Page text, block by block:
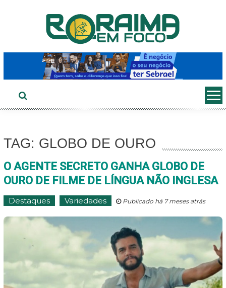
TAG: GLOBO DE OURO
O AGENTE SECRETO GANHA GLOBO DE
OURO DE FILME DE LÍNGUA NÃO INGLESA
Destaques Variedades Publicado há 7 meses atrás